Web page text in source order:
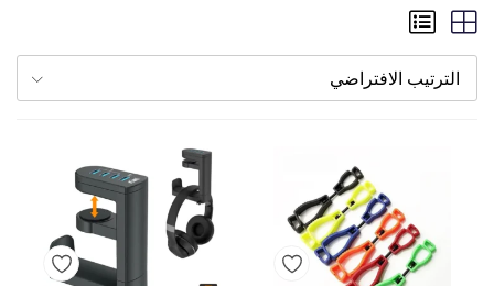
Or Login Using
الترتيب الافتراضي